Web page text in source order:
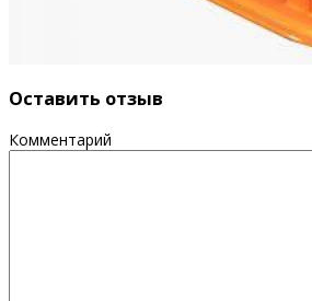
Оставить отзыв
Комментарий